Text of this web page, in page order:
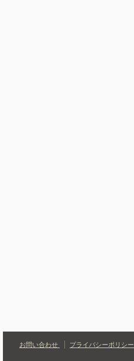
お問い合わせ プライバシーポリシー